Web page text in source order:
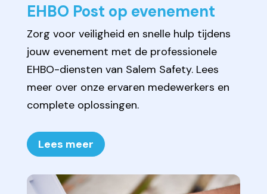
EHBO Post op evenement
Zorg voor veiligheid en snelle hulp tijdens
jouw evenement met de professionele
EHBO-diensten van Salem Safety. Lees
meer over onze ervaren medewerkers en
complete oplossingen.
Lees meer